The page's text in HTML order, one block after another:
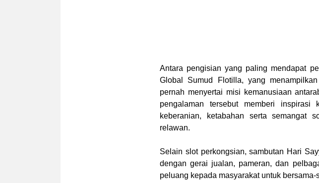
Antara pengisian yang paling mendapat
Global Sumud Flotilla, yang
pernah menyertai misi kemanusiaan
pengalaman tersebut memberi inspirasi
keberanian, ketabahan serta semangat
relawan.
Selain slot perkongsian, sambutan Hari
dengan gerai jualan, pameran, dan
peluang kepada masyarakat untuk